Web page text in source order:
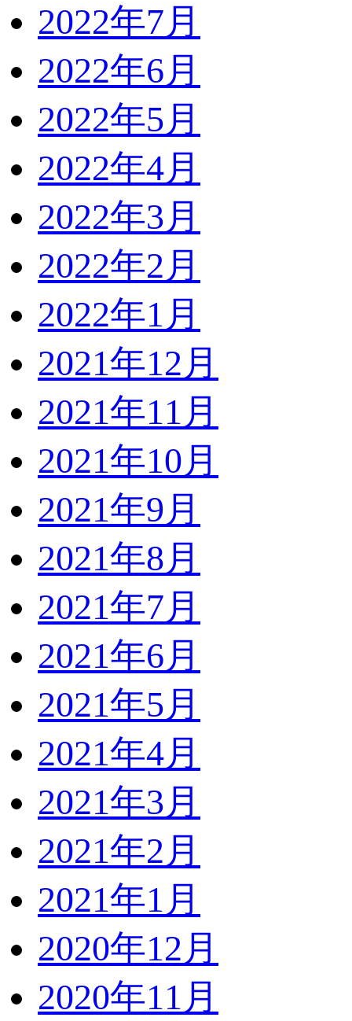
2022年7月
2022年6月
2022年5月
2022年4月
2022年3月
2022年2月
2022年1月
2021年12月
2021年11月
2021年10月
2021年9月
2021年8月
2021年7月
2021年6月
2021年5月
2021年4月
2021年3月
2021年2月
2021年1月
2020年12月
2020年11月